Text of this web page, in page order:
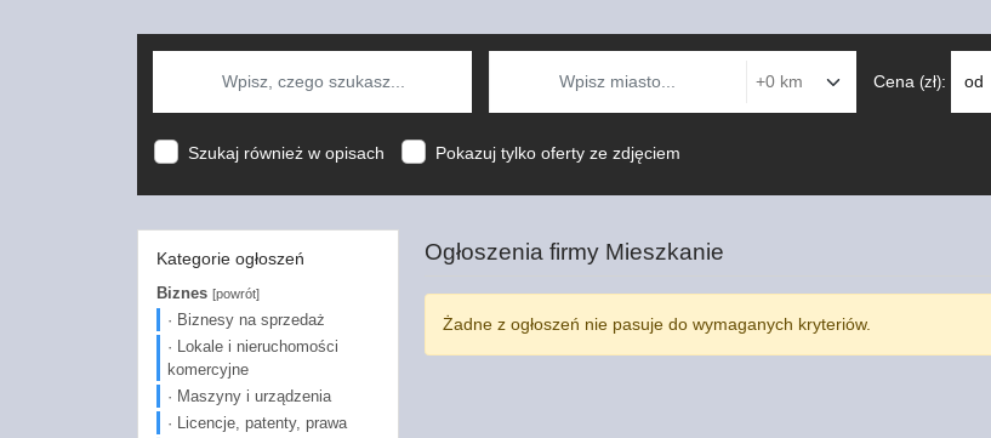
Cena (zł): od
Szukaj również w opisach Pokazuj tylko oferty ze zdjęciem
Ogłoszenia firmy Mieszkanie
Żadne z ogłoszeń nie pasuje do wymaganych kryteriów.
Kategorie ogłoszeń
Biznes [powrót]
· Biznesy na sprzedaż
· Lokale i nieruchomości
komercyjne
· Maszyny i urządzenia
· Licencje, patenty, prawa